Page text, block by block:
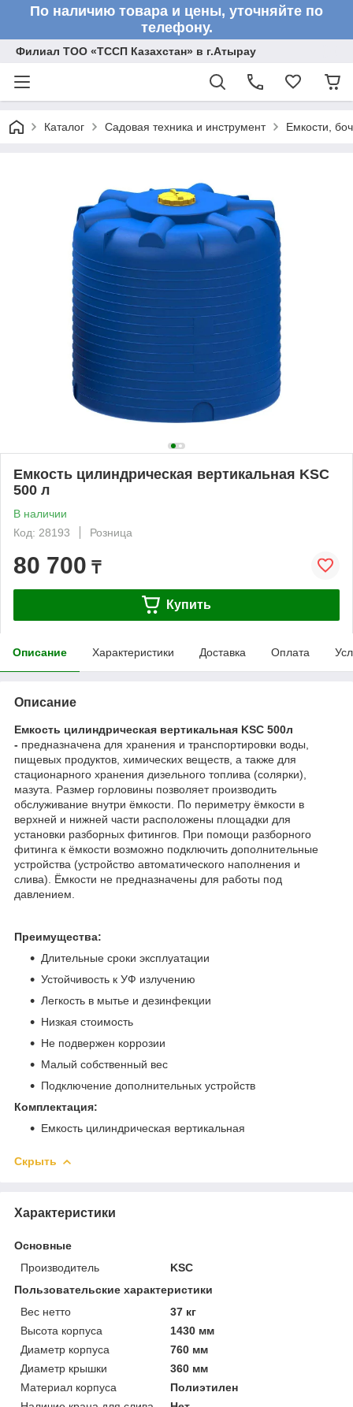
По наличию товара и цены, уточняйте по
телефону.
Филиал ТОО «ТССП Казахстан» в г.Атырау
Каталог Садовая техника и инструмент Емкости,
Емкость цилиндрическая вертикальная KSC
500 л
В наличии
Код: 28193
Розница
80 700 ₸
Купить
Описание Характеристики Доставка Оплата
Описание
Емкость цилиндрическая вертикальная KSC 500л
- предназначена для хранения и транспортировки воды,
пищевых продуктов, химических веществ, а также для
стационарного хранения дизельного топлива (солярки),
мазута. Размер горловины позволяет производить
обслуживание внутри ёмкости. По периметру ёмкости в
верхней и нижней части расположены площадки для
установки разборных фитингов. При помощи разборного
фитинга к ёмкости возможно подключить дополнительные
устройства (устройство автоматического наполнения и
слива). Ёмкости не предназначены для работы под
давлением.
Преимущества:
Длительные сроки эксплуатации
Устойчивость к УФ излучению
Легкость в мытье и дезинфекции
Низкая стоимость
Не подвержен коррозии
Малый собственный вес
Подключение дополнительных устройств
Комплектация:
Емкость цилиндрическая вертикальная
Скрыть
Характеристики
Основные
Производитель
KSC
Пользовательские характеристики
Вес нетто
37 кг
Высота корпуса
1430 мм
Диаметр корпуса
760 мм
Диаметр крышки
360 мм
Материал корпуса
Полиэтилен